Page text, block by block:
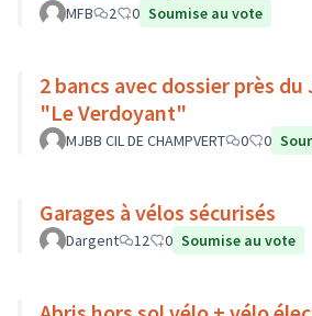
MFB 2 0 Soumise au vote
2 bancs avec dossier près
"Le Verdoyant"
MJBB CIL DE CHAMPVERT 0 0
Garages à vélos sécurisés
Dargent 12 0 Soumise au vote